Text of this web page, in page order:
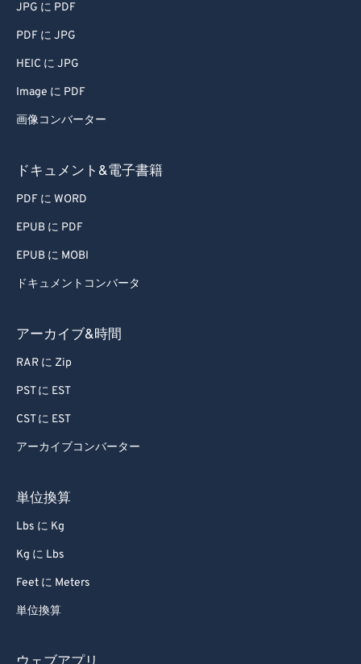
JPG に PDF
PDF に JPG
HEIC に JPG
Image に PDF
画像コンバーター
ドキュメント&電子書籍
PDF に WORD
EPUB に PDF
EPUB に MOBI
ドキュメントコンバータ
アーカイブ&時間
RAR に Zip
PST に EST
CST に EST
アーカイブコンバーター
単位換算
Lbs に Kg
Kg に Lbs
Feet に Meters
単位換算